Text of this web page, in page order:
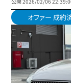
オファー 成約